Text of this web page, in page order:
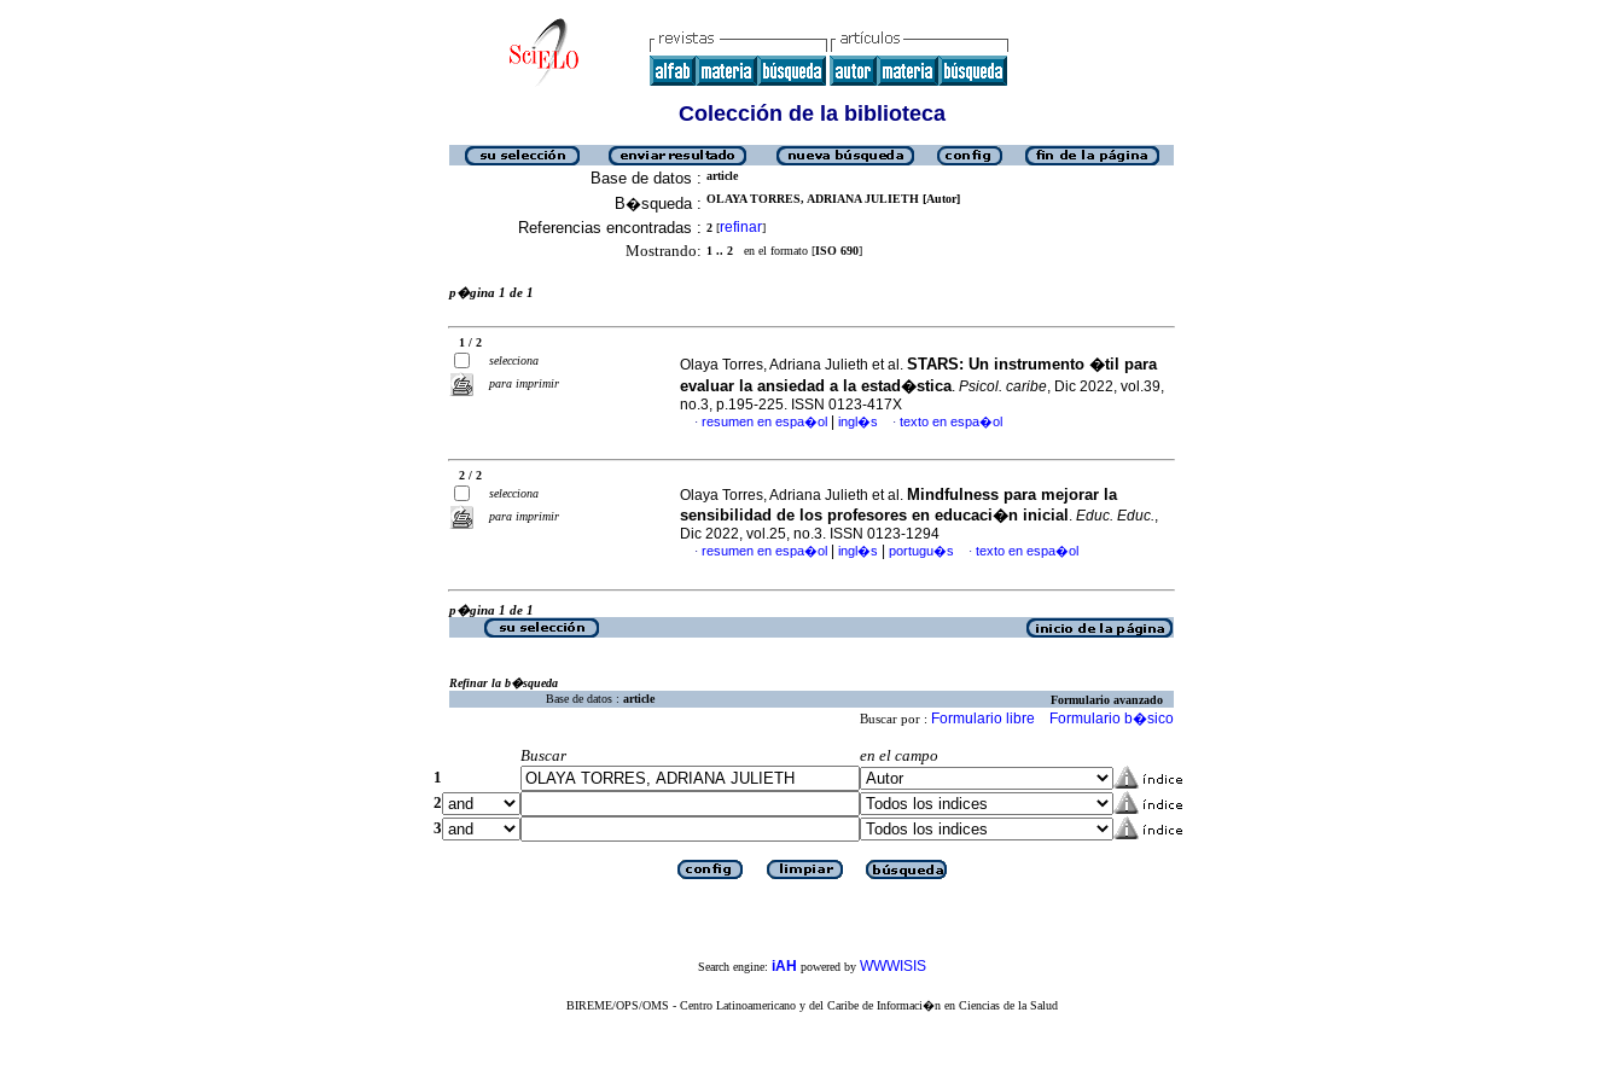
Colección de la biblioteca
Base de datos : article
B�squeda : OLAYA TORRES, ADRIANA JULIETH [Autor]
Referencias encontradas : 2 [refinar]
Mostrando: 1 .. 2 en el formato [ISO 690]
p�gina 1 de 1
1 / 2
selecciona
para imprimir
Olaya Torres, Adriana Julieth et al. STARS: Un instrumento �til para
evaluar la ansiedad a la estad�stica. Psicol. caribe, Dic 2022, vol.39,
no.3, p.195-225. ISSN 0123-417X
· resumen en espa�ol ingl�s · texto en espa�ol
2 / 2
selecciona
para imprimir
Olaya Torres, Adriana Julieth et al. Mindfulness para mejorar la
sensibilidad de los profesores en educaci�n inicial . Educ. Educ.,
Dic 2022, vol.25, no.3. ISSN 0123-1294
· resumen en espa�ol ingl�s portugu�s · texto en espa�ol
p�gina 1 de 1
Refinar la b�squeda
Base de datos : article Formulario avanzado
Buscar por : Formulario libre Formulario b�sico
Buscar
en el campo
1
2
3
Search engine: iAH powered by WWWISIS
BIREME/OPS/OMS - Centro Latinoamericano y del Caribe de Informaci�n en Ciencias de la Salud